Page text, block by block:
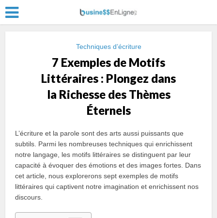
Techniques d’écriture
7 Exemples de Motifs
Littéraires : Plongez dans
la Richesse des Thèmes
Éternels
L’écriture et la parole sont des arts aussi puissants que
subtils. Parmi les nombreuses techniques qui enrichissent
notre langage, les motifs littéraires se distinguent par leur
capacité à évoquer des émotions et des images fortes. Dans
cet article, nous explorerons sept exemples de motifs
littéraires qui captivent notre imagination et enrichissent nos
discours.